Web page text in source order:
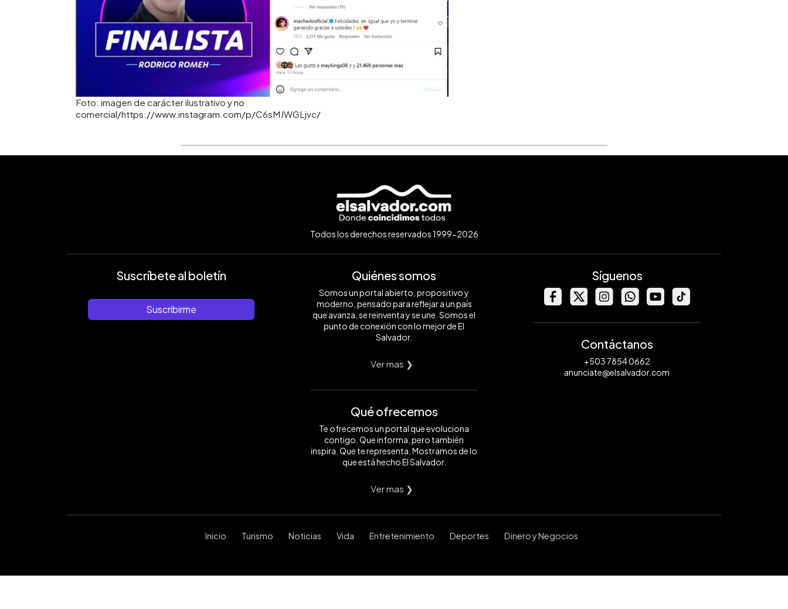
Foto: imagen de carácter ilustrativo y no
comercial/https://www.instagram.com/p/C6sMJWGLjvc/
Todos los derechos reservados 1999-2026
Suscríbete al boletín
Suscribirme
Quiénes somos
Somos un portal abierto, propositivo y
moderno, pensado para reflejar a un país
que avanza, se reinventa y se une. Somos el
punto de conexión con lo mejor de El
Salvador.
Ver mas ❯
Qué ofrecemos
Te ofrecemos un portal que evoluciona
contigo. Que informa, pero también
inspira. Que te representa. Mostramos de lo
que está hecho El Salvador.
Ver mas ❯
Síguenos
Contáctanos
+503 7854 0662
anunciate@elsalvador.com
Inicio Turismo Noticias Vida Entretenimiento Deportes Dinero y Negocios